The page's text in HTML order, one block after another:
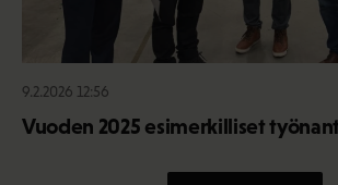
9.2.2026 12:56
Vuoden 2025 esimerkilliset